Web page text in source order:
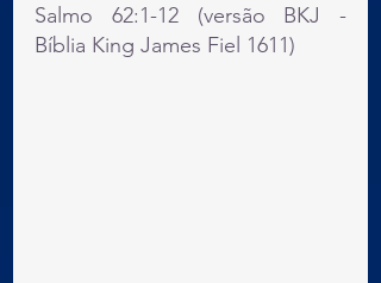
Salmo 62:1-12 (versão BKJ -
Bíblia King James Fiel 1611)